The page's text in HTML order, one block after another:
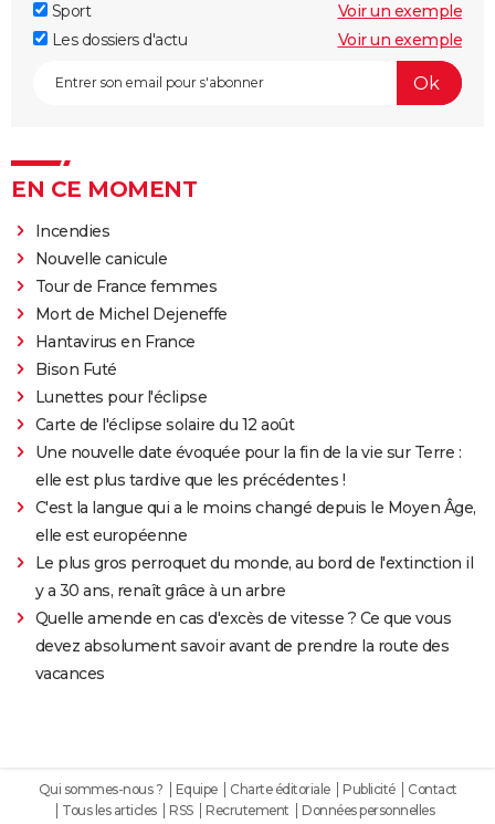
Sport
Voir un exemple
Les dossiers d'actu
Voir un exemple
EN CE MOMENT
Incendies
Nouvelle canicule
Tour de France femmes
Mort de Michel Dejeneffe
Hantavirus en France
Bison Futé
Lunettes pour l'éclipse
Carte de l'éclipse solaire du 12 août
Une nouvelle date évoquée pour la fin de la vie sur Terre :
elle est plus tardive que les précédentes !
C'est la langue qui a le moins changé depuis le Moyen Âge,
elle est européenne
Le plus gros perroquet du monde, au bord de l'extinction il
y a 30 ans, renaît grâce à un arbre
Quelle amende en cas d'excès de vitesse ? Ce que vous
devez absolument savoir avant de prendre la route des
vacances
Qui sommes-nous ? Equipe Charte éditoriale Publicité
Contact
Tous les articles
RSS Recrutement
Données personnelles